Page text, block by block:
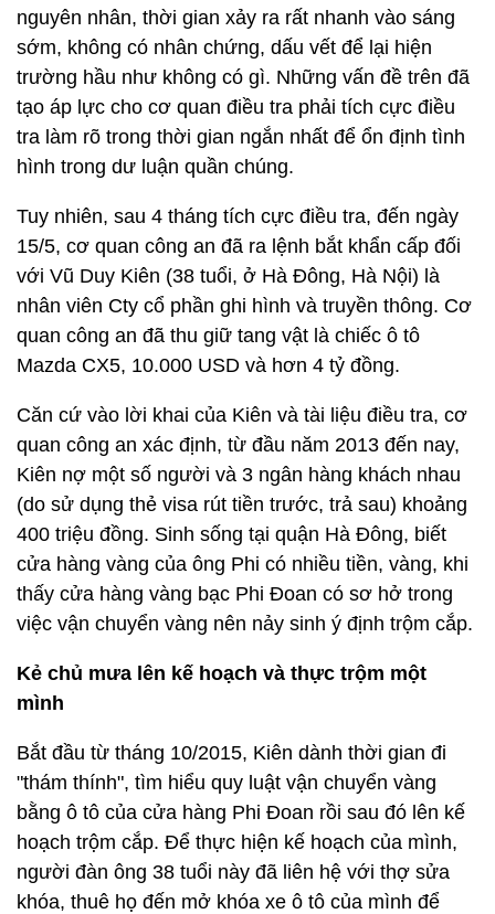
nguyên nhân, thời gian xảy ra rất nhanh vào sáng
sớm, không có nhân chứng, dấu vết để lại hiện
trường hầu như không có gì. Những vấn đề trên đã
tạo áp lực cho cơ quan điều tra phải tích cực điều
tra làm rõ trong thời gian ngắn nhất để ổn định tình
hình trong dư luận quần chúng.
Tuy nhiên, sau 4 tháng tích cực điều tra, đến ngày
15/5, cơ quan công an đã ra lệnh bắt khẩn cấp đối
với Vũ Duy Kiên (38 tuổi, ở Hà Đông, Hà Nội) là
nhân viên Cty cổ phần ghi hình và truyền thông. Cơ
quan công an đã thu giữ tang vật là chiếc ô tô
Mazda CX5, 10.000 USD và hơn 4 tỷ đồng.
Căn cứ vào lời khai của Kiên và tài liệu điều tra, cơ
quan công an xác định, từ đầu năm 2013 đến nay,
Kiên nợ một số người và 3 ngân hàng khách nhau
(do sử dụng thẻ visa rút tiền trước, trả sau) khoảng
400 triệu đồng. Sinh sống tại quận Hà Đông, biết
cửa hàng vàng của ông Phi có nhiều tiền, vàng, khi
thấy cửa hàng vàng bạc Phi Đoan có sơ hở trong
việc vận chuyển vàng nên nảy sinh ý định trộm cắp.
Kẻ chủ mưa lên kế hoạch và thực trộm một
mình
Bắt đầu từ tháng 10/2015, Kiên dành thời gian đi
"thám thính", tìm hiểu quy luật vận chuyển vàng
bằng ô tô của cửa hàng Phi Đoan rồi sau đó lên kế
hoạch trộm cắp. Để thực hiện kế hoạch của mình,
người đàn ông 38 tuổi này đã liên hệ với thợ sửa
khóa, thuê họ đến mở khóa xe ô tô của mình để